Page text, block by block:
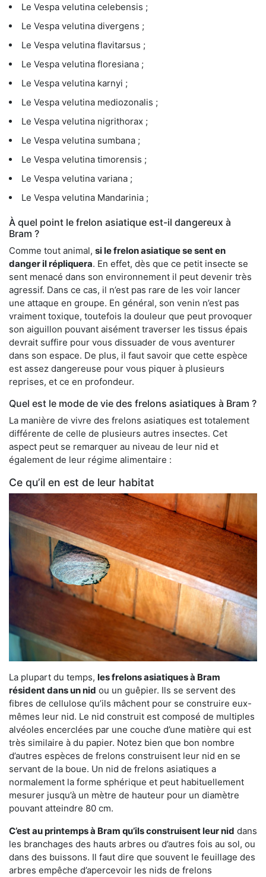
Le Vespa velutina celebensis ;
Le Vespa velutina divergens ;
Le Vespa velutina flavitarsus ;
Le Vespa velutina floresiana ;
Le Vespa velutina karnyi ;
Le Vespa velutina mediozonalis ;
Le Vespa velutina nigrithorax ;
Le Vespa velutina sumbana ;
Le Vespa velutina timorensis ;
Le Vespa velutina variana ;
Le Vespa velutina Mandarinia ;
À quel point le frelon asiatique est-il dangereux à
Bram ?
Comme tout animal, si le frelon asiatique se sent en
danger il répliquera. En effet, dès que ce petit insecte se
sent menacé dans son environnement il peut devenir très
agressif. Dans ce cas, il n’est pas rare de les voir lancer
une attaque en groupe. En général, son venin n’est pas
vraiment toxique, toutefois la douleur que peut provoquer
son aiguillon pouvant aisément traverser les tissus épais
devrait suffire pour vous dissuader de vous aventurer
dans son espace. De plus, il faut savoir que cette espèce
est assez dangereuse pour vous piquer à plusieurs
reprises, et ce en profondeur.
Quel est le mode de vie des frelons asiatiques à Bram ?
La manière de vivre des frelons asiatiques est totalement
différente de celle de plusieurs autres insectes. Cet
aspect peut se remarquer au niveau de leur nid et
également de leur régime alimentaire :
Ce qu’il en est de leur habitat
La plupart du temps, les frelons asiatiques à Bram
résident dans un nid ou un guêpier. Ils se servent des
fibres de cellulose qu’ils mâchent pour se construire eux-
mêmes leur nid. Le nid construit est composé de multiples
alvéoles encerclées par une couche d’une matière qui est
très similaire à du papier. Notez bien que bon nombre
d’autres espèces de frelons construisent leur nid en se
servant de la boue. Un nid de frelons asiatiques a
normalement la forme sphérique et peut habituellement
mesurer jusqu’à un mètre de hauteur pour un diamètre
pouvant atteindre 80 cm.
C’est au printemps à Bram qu’ils construisent leur nid dans
les branchages des hauts arbres ou d’autres fois au sol, ou
dans des buissons. Il faut dire que souvent le feuillage des
arbres empêche d’apercevoir les nids de frelons